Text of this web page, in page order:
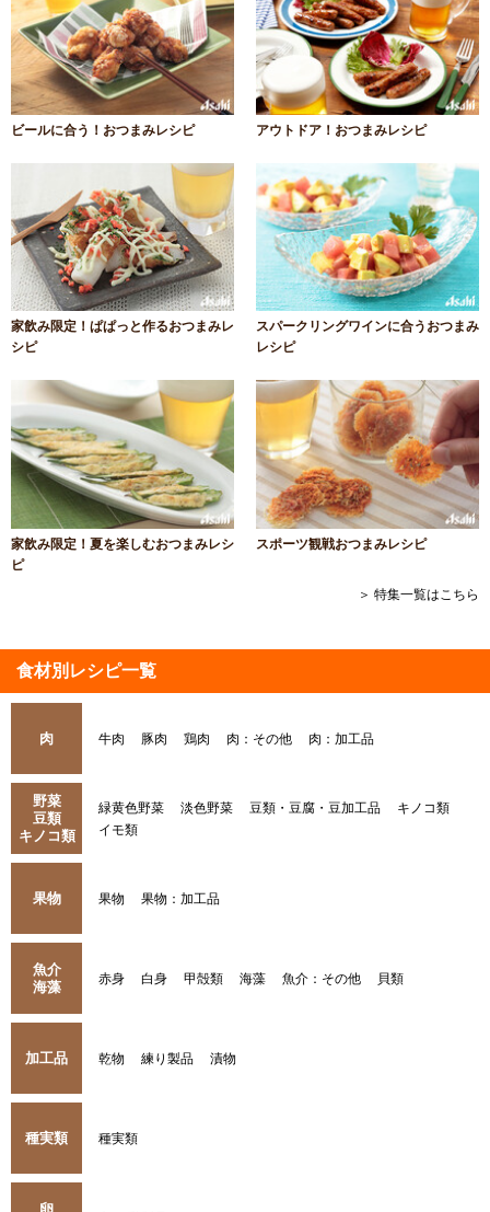
ビールに合う！おつまみレシピ アウトドア！おつまみレシピ
家飲み限定！ぱぱっと作るおつまみレ
シピ
スパークリングワインに合うおつまみ
レシピ
家飲み限定！夏を楽しむおつまみレシ
ピ
スポーツ観戦おつまみレシピ
＞ 特集一覧はこちら
食材別レシピ一覧
肉 牛肉 豚肉 鶏肉 肉：その他 肉：加工品
野菜
豆類
キノコ類
緑黄色野菜 淡色野菜 豆類・豆腐・豆加工品
キノコ類
イモ類
果物 果物 果物：加工品
魚介
海藻
赤身 白身 甲殻類 海藻 魚介：その他 貝類
加工品 乾物 練り製品 漬物
種実類 種実類